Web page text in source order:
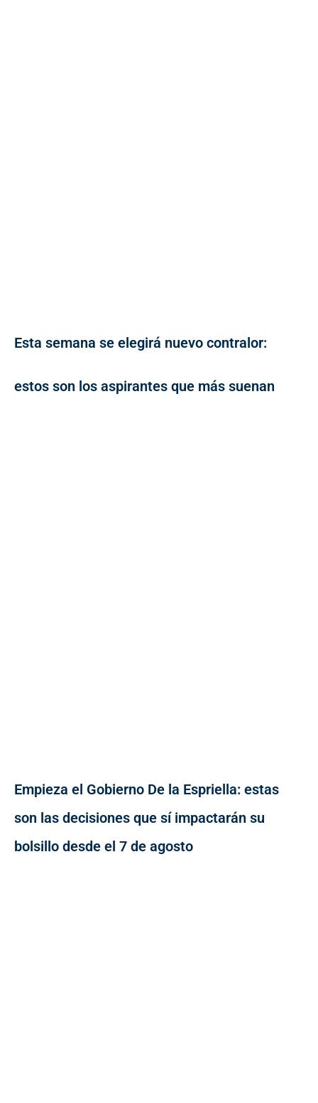
Esta semana se elegirá nuevo contralor:
estos son los aspirantes que más suenan
Empieza el Gobierno De la Espriella: estas
son las decisiones que sí impactarán su
bolsillo desde el 7 de agosto